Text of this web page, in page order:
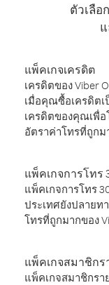
ตัวเลือ
แพ็คเกจเครดิต
เครดิตของ Viber
เมื่อคุณซื้อเครดิตเ
เครดิตของคุณเพื่อ
อัตราค่าโทรที่ถูกม
แพ็คเกจการโทร
แพ็คเกจการโทร
ประเทศยังปลายท
โทรที่ถูกมากของ
แพ็คเกจสมาชิกร
แพ็คเกจสมาชิกร